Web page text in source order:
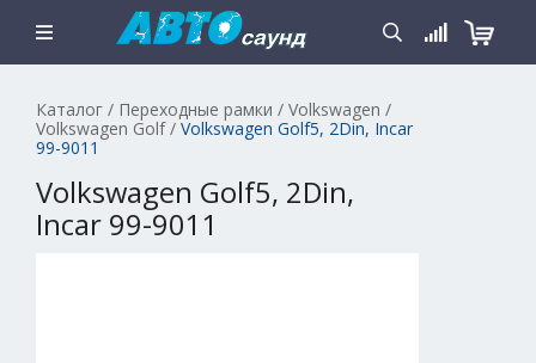
Каталог / Переходные рамки / Volkswagen /
Volkswagen Golf/ Volkswagen Golf5, 2Din, Incar
99-9011
Volkswagen Golf5, 2Din,
Incar 99-9011